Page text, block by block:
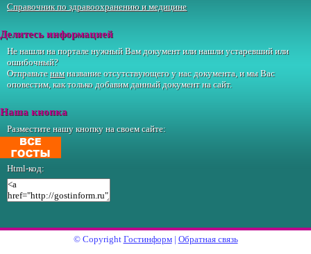
Справочник по здравоохранению и медицине
Делитесь информацией
Не нашли на портале нужный Вам документ или нашли устаревший или
ошибочный?
Отправьтенамназвание отсутствующего у нас документа, и мы Вас
оповестим, как только добавим данный документ на сайт.
Наша кнопка
Разместите нашу кнопку на своем сайте:
Html-код:
© Copyright Гостинформ| Обратная связь